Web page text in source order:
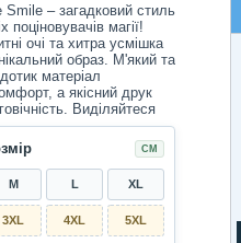
Smile – загадковий стиль
поціновувачів магії!
очі та хитра усмішка
образ. М'який та
матеріал
а якісний друк
Виділяйтеся
разом із цим стильним
СМ
M L XL
3XL 4XL 5XL